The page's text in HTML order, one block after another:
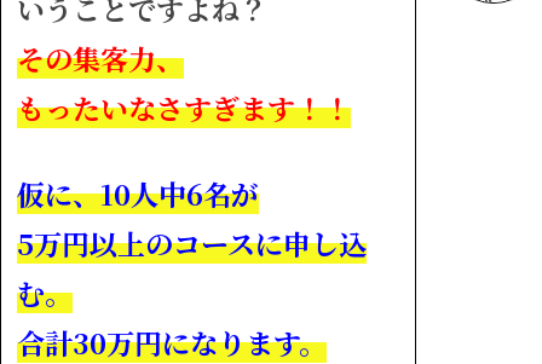
その集客力、
もったいなさすぎます！！
仮に、10人中6名が
5万円以上のコースに申し込
む。
合計30万円になります。